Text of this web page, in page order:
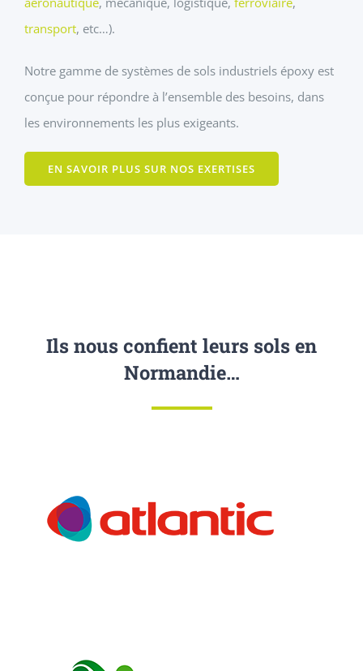
transport, etc…).
Notre gamme de systèmes de sols industriels époxy est
conçue pour répondre à l’ensemble des besoins, dans
les environnements les plus exigeants.
EN SAVOIR PLUS SUR NOS EXERTISES
Ils nous confient leurs sols en
Normandie…